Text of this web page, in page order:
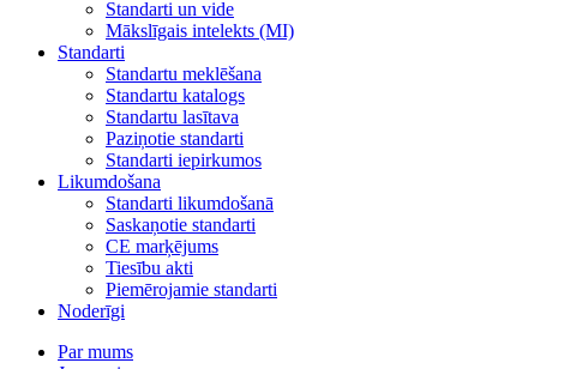
Standarti un vide
Mākslīgais intelekts (MI)
Standarti
Standartu meklēšana
Standartu katalogs
Standartu lasītava
Paziņotie standarti
Standarti iepirkumos
Likumdošana
Standarti likumdošanā
Saskaņotie standarti
CE marķējums
Tiesību akti
Piemērojamie standarti
Noderīgi
Par mums